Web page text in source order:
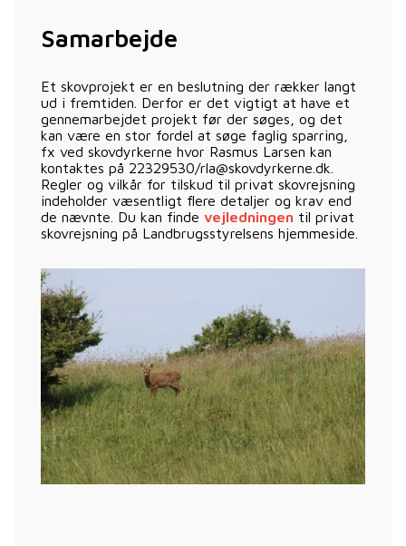
Samarbejde
Et skovprojekt er en beslutning der rækker langt
ud i fremtiden. Derfor er det vigtigt at have et
gennemarbejdet projekt før der søges, og det
kan være en stor fordel at søge faglig sparring,
fx ved skovdyrkerne hvor Rasmus Larsen kan
kontaktes på 22329530/rla@skovdyrkerne.dk.
Regler og vilkår for tilskud til privat skovrejsning
indeholder væsentligt flere detaljer og krav end
de nævnte. Du kan finde vejledningen til privat
skovrejsning på Landbrugsstyrelsens hjemmeside.